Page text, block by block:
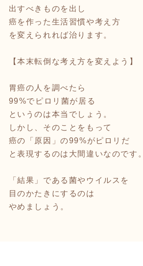
出すべきものを出し
癌を作った生活習慣や考え方
を変えられれば治ります。
【本末転倒な考え方を変えよう】
胃癌の人を調べたら
99%でピロリ菌が居る
というのは本当でしょう。
しかし、そのことをもって
癌の「原因」の99%がピロリだ
と表現するのは大間違いなのです。
「結果」である菌やウイルスを
目のかたきにするのは
やめましょう。